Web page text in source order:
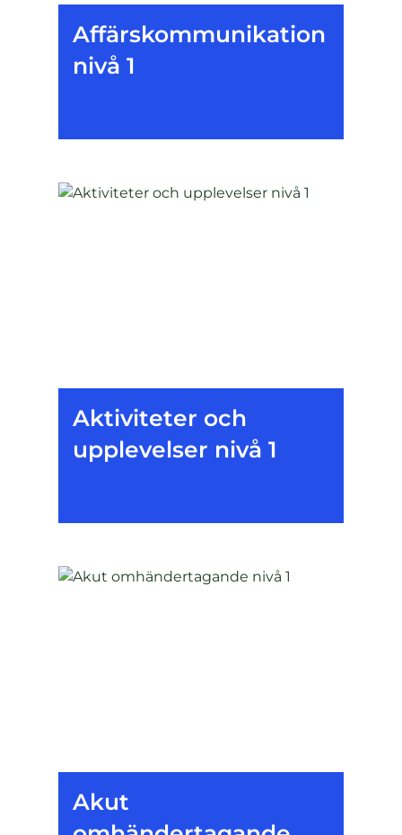
Affärskommunikation
nivå 1
Aktiviteter och
upplevelser nivå 1
Akut